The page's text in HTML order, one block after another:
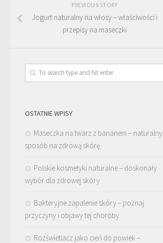
PREVIOUS STORY
Jogurt naturalny na włosy – właściwości i
przepisy na maseczki
OSTATNIE WPISY
Maseczka na twarz z bananem – naturalny
sposób na zdrową skórę
Polskie kosmetyki naturalne – doskonały
wybór dla zdrowej skóry
Bakteryjne zapalenie skóry – poznaj
przyczyny i objawy tej choroby
Rozświetlacz jako cień do powiek –